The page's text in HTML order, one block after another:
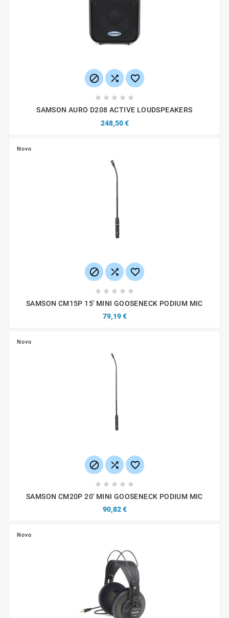
  
    
SAMSON AURO D208 ACTIVE LOUDSPEAKERS
248,50 €
Novo
  
    
SAMSON CM15P 15' MINI GOOSENECK PODIUM MIC
79,19 €
Novo
  
    
SAMSON CM20P 20' MINI GOOSENECK PODIUM MIC
90,82 €
Novo